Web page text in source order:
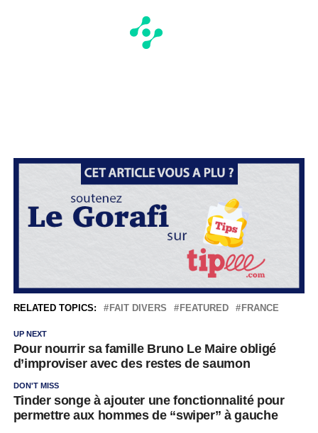
RELATED TOPICS: FAIT DIVERS FEATURED FRANCE
UP NEXT
Pour nourrir sa famille Bruno Le Maire obligé
d’improviser avec des restes de saumon
DON'T MISS
Tinder songe à ajouter une fonctionnalité pour
permettre aux hommes de “swiper” à gauche